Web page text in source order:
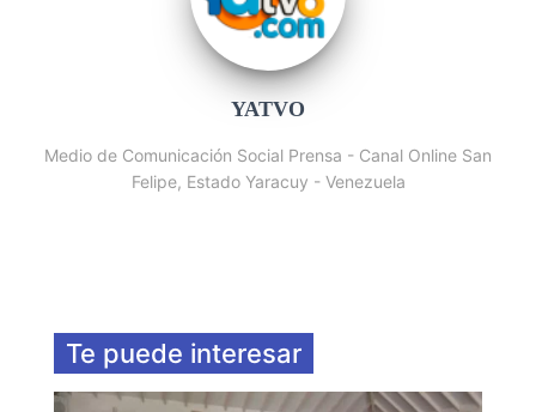
YATVO
Medio de Comunicación Social Prensa - Canal Online San
Felipe, Estado Yaracuy - Venezuela
Te puede interesar